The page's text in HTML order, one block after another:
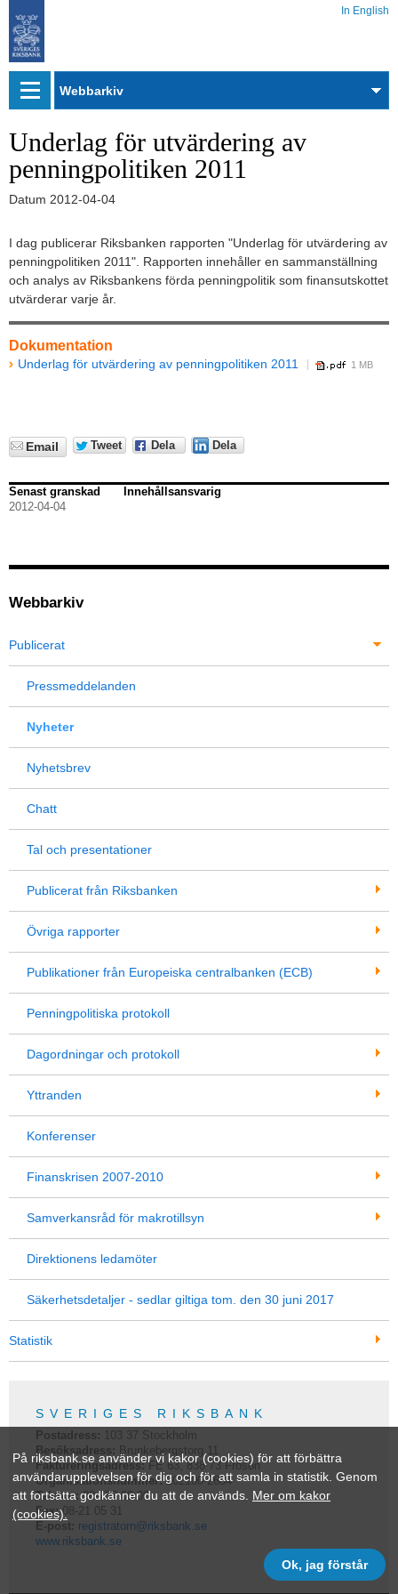
In English
Webbarkiv
Underlag för utvärdering av
penningpolitiken 2011
Datum 2012-04-04
I dag publicerar Riksbanken rapporten "Underlag för utvärdering av
penningpolitiken 2011". Rapporten innehåller en sammanställning
och analys av Riksbankens förda penningpolitik som finansutskottet
utvärderar varje år.
Dokumentation
Underlag för utvärdering av penningpolitiken 2011 1 MB
Email Tweet Dela Dela
Senast granskad
2012-04-04
Innehållsansvarig
Webbarkiv
Publicerat
Pressmeddelanden
Nyheter
Nyhetsbrev
Chatt
Tal och presentationer
Publicerat från Riksbanken
Övriga rapporter
Publikationer från Europeiska centralbanken (ECB)
Penningpolitiska protokoll
Dagordningar och protokoll
Yttranden
Konferenser
Finanskrisen 2007-2010
Samverkansråd för makrotillsyn
Direktionens ledamöter
Säkerhetsdetaljer - sedlar giltiga tom. den 30 juni 2017
Statistik
SVERIGES RIKSBANK
Postadress: 103 37 Stockholm
Besöksadress: Brunkebergstorg 11
Faktureringsadress:FE 63, 838 73 Frösön
Organisationsnummer:202100-2684
Telefon: 08-787 00 00
Fax:08-21 05 31
E-post: registratorn@riksbank.se
www.riksbank.se
På riksbank.se använder vi kakor (cookies) för att förbättra
användarupplevelsen för dig och för att samla in statistik. Genom
att fortsätta godkänner du att de används. Mer om kakor
(cookies).
Ok, jag förstår